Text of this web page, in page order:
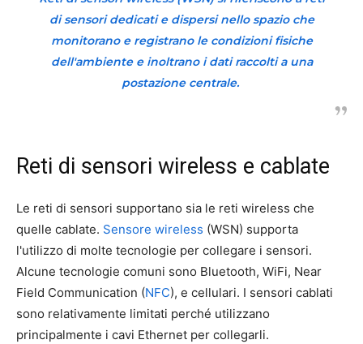
di sensori dedicati e dispersi nello spazio che
monitorano e registrano le condizioni fisiche
dell'ambiente e inoltrano i dati raccolti a una
postazione centrale.
Reti di sensori wireless e cablate
Le reti di sensori supportano sia le reti wireless che
quelle cablate. Sensore wireless (WSN) supporta
l'utilizzo di molte tecnologie per collegare i sensori.
Alcune tecnologie comuni sono Bluetooth, WiFi, Near
Field Communication (NFC), e cellulari. I sensori cablati
sono relativamente limitati perché utilizzano
principalmente i cavi Ethernet per collegarli.